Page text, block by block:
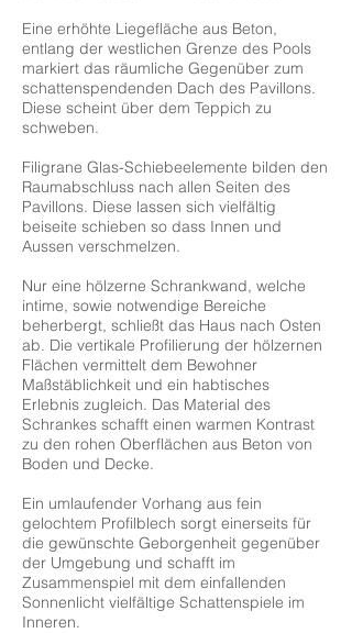
Eine erhöhte Liegefläche aus Beton,
entlang der westlichen Grenze des Pools
markiert das räumliche Gegenüber zum
schattenspendenden Dach des Pavillons.
Diese scheint über dem Teppich zu
schweben.
Filigrane Glas-Schiebeelemente bilden den
Raumabschluss nach allen Seiten des
Pavillons. Diese lassen sich vielfältig
beiseite schieben so dass Innen und
Aussen verschmelzen.
Nur eine hölzerne Schrankwand, welche
intime, sowie notwendige Bereiche
beherbergt, schließt das Haus nach Osten
ab. Die vertikale Profilierung der hölzernen
Flächen vermittelt dem Bewohner
Maßstäblichkeit und ein habtisches
Erlebnis zugleich. Das Material des
Schrankes schafft einen warmen Kontrast
zu den rohen Oberflächen aus Beton von
Boden und Decke.
Ein umlaufender Vorhang aus fein
gelochtem Profilblech sorgt einerseits für
die gewünschte Geborgenheit gegenüber
der Umgebung und schafft im
Zusammenspiel mit dem einfallenden
Sonnenlicht vielfältige Schattenspiele im
Inneren.